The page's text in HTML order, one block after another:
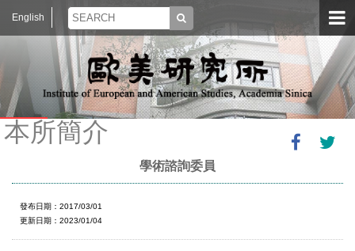
English
本所簡介
學術諮詢委員
發布日期：2017/03/01
更新日期：2023/01/04